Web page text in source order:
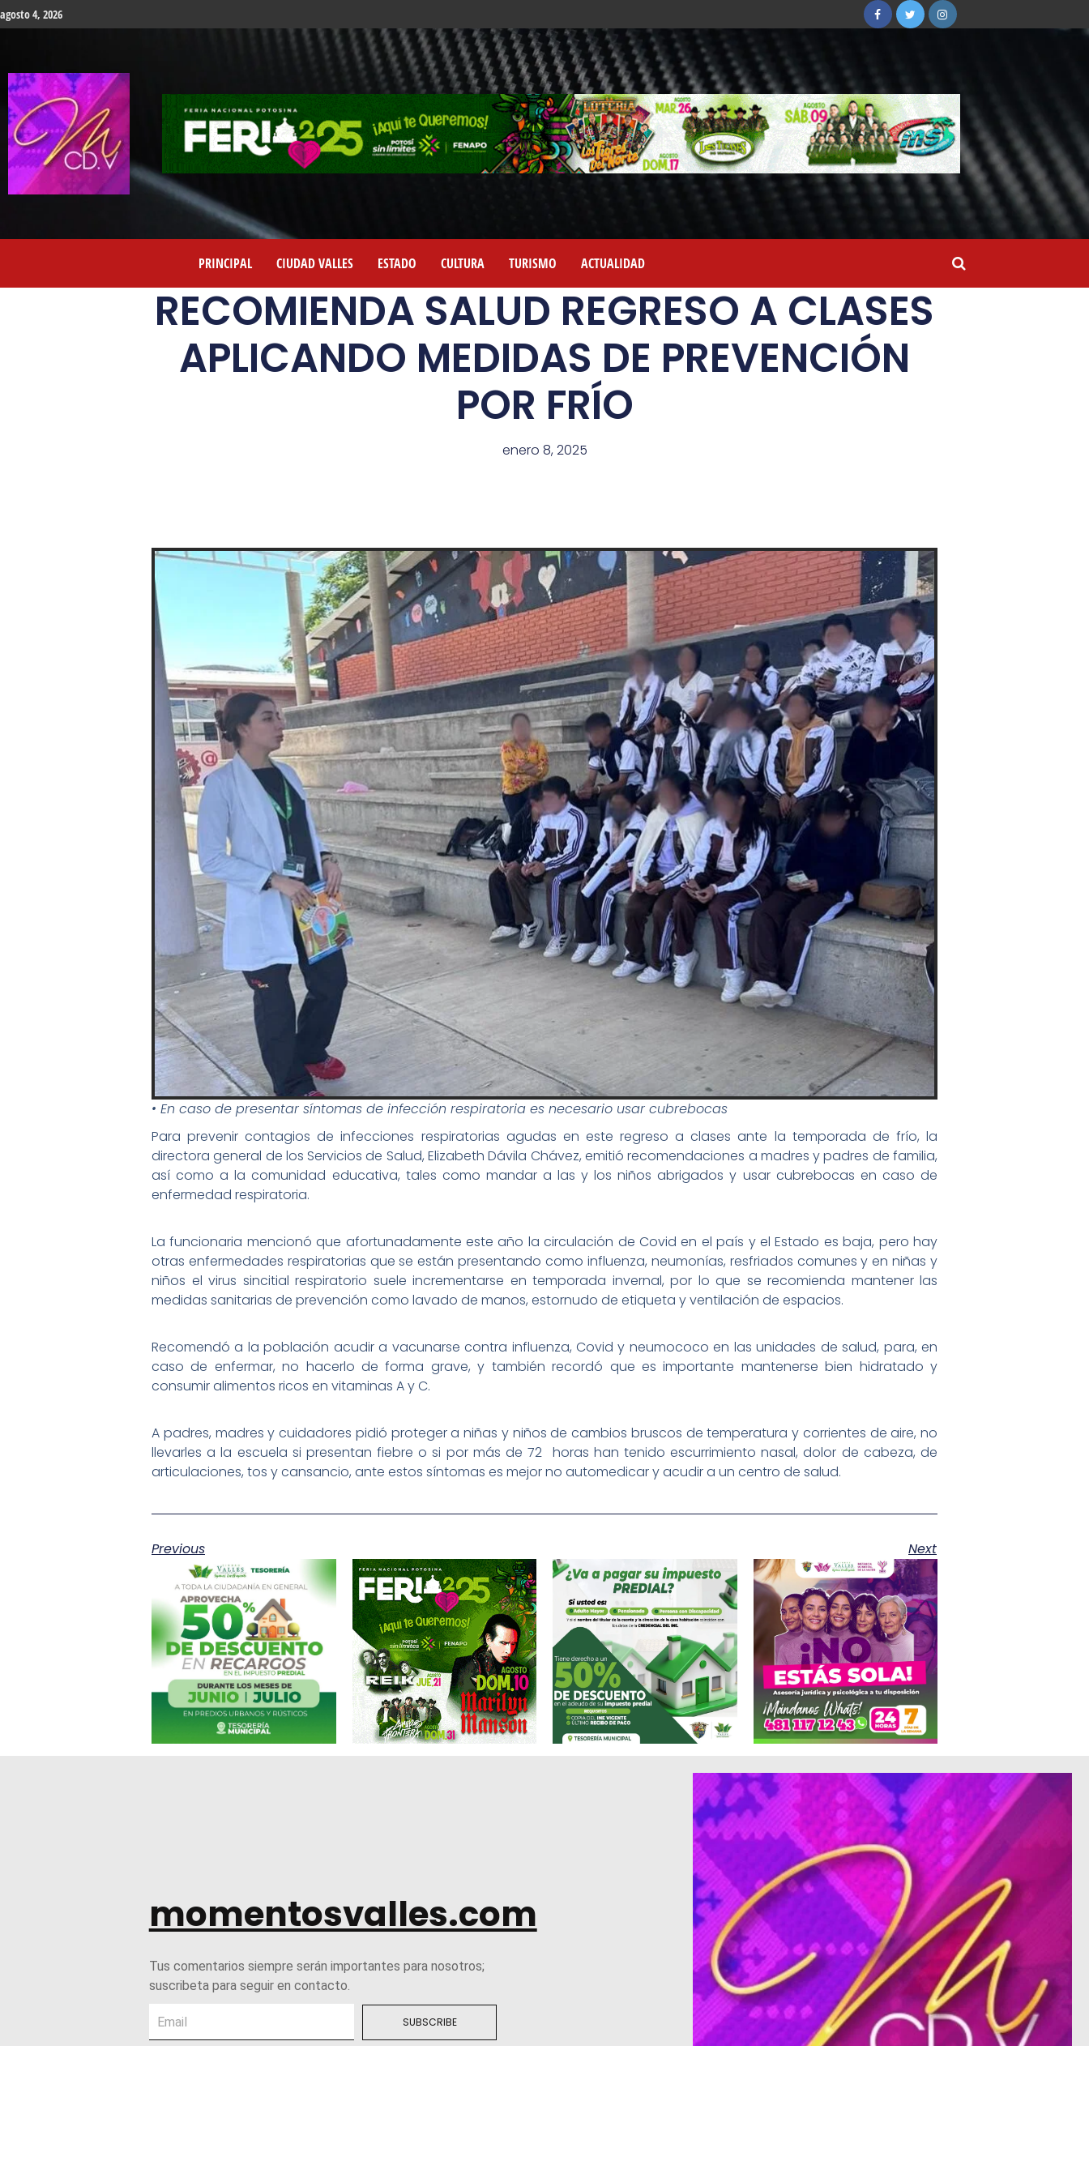
agosto 4, 2026
PRINCIPAL CIUDAD VALLES ESTADO CULTURA TURISMO ACTUALIDAD
RECOMIENDA SALUD REGRESO A CLASES
APLICANDO MEDIDAS DE PREVENCIÓN
POR FRÍO
enero 8, 2025
• En caso de presentar síntomas de infección respiratoria es necesario usar cubrebocas
Para prevenir contagios de infecciones respiratorias agudas en este regreso a clases ante la temporada de frío, la
directora general de los Servicios de Salud, Elizabeth Dávila Chávez, emitió recomendaciones a madres y padres de familia,
así como a la comunidad educativa, tales como mandar a las y los niños abrigados y usar cubrebocas en caso de
enfermedad respiratoria.
La funcionaria mencionó que afortunadamente este año la circulación de Covid en el país y el Estado es baja, pero hay
otras enfermedades respiratorias que se están presentando como influenza, neumonías, resfriados comunes y en niñas y
niños el virus sincitial respiratorio suele incrementarse en temporada invernal, por lo que se recomienda mantener las
medidas sanitarias de prevención como lavado de manos, estornudo de etiqueta y ventilación de espacios.
Recomendó a la población acudir a vacunarse contra influenza, Covid y neumococo en las unidades de salud, para, en
caso de enfermar, no hacerlo de forma grave, y también recordó que es importante mantenerse bien hidratado y
consumir alimentos ricos en vitaminas A y C.
A padres, madres y cuidadores pidió proteger a niñas y niños de cambios bruscos de temperatura y corrientes de aire, no
llevarles a la escuela si presentan fiebre o si por más de 72 horas han tenido escurrimiento nasal, dolor de cabeza, de
articulaciones, tos y cansancio, ante estos síntomas es mejor no automedicar y acudir a un centro de salud.
Previous Next
momentosvalles.com
Tus comentarios siempre serán importantes para nosotros;
suscribeta para seguir en contacto.
SUBSCRIBE